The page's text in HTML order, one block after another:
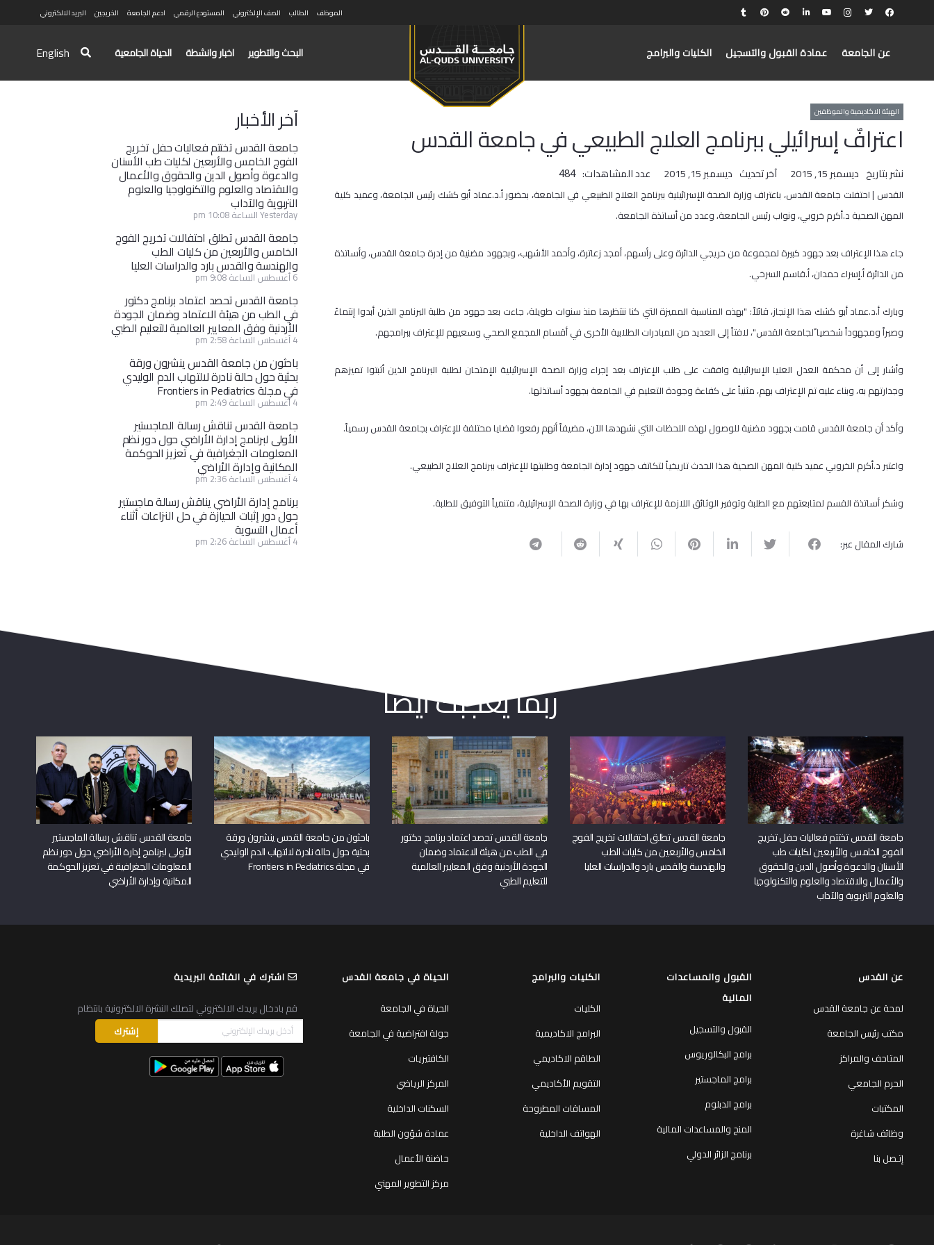
الموظف الطالب الصف الإلكتروني المستودع الرقمي ادعم الجامعة الخريجين البريد الالكتروني
عن الجامعة عمادة القبول والتسجيل الكليات والبرامج البحث والتطوير اخبار وانشطة الحياة الجامعية English
الهيئة الاكاديمية والموظفين
اعترافٌ إسرائيلي ببرنامج العلاج الطبيعي في جامعة القدس
نشر بتاريخ ديسمبر 15, 2015 آخر تحديث ديسمبر 15, 2015 عدد المشاهدات: 484
القدس | احتفلت جامعة القدس، باعتراف وزارة الصحة الإسرائيلية ببرنامج العلاج الطبيعي في الجامعة، بحضور أ.د.عماد أبو كشك رئيس الجامعة، وعميد كلية
المهن الصحية د.أكرم خروبي، ونواب رئيس الجامعة، وعدد من أساتذة الجامعة.
جاء هذا الإعتراف بعد جهود كبيرة لمجموعة من خريجي الدائرة وعلى رأسهم، أمجد زعاترة، وأحمد الأشهب، وبجهود مضنية من إدرة جامعة القدس، وأساتذة
من الدائرة أ.إسراء حمدان، أ.قاسم السرخي.
وبارك أ.د.عماد أبو كشك هذا الإنجاز، قائلاً: "بهذه المناسبة المميزة التي كنا ننتظرها منذ سنوات طويلة، جاءت بعد جهود من طلبة البرنامج الذين أبدوا إنتماءً
وصبراً ومجهوداً شخصيا ًلجامعة القدس"، لافتاً إلى العديد من المبادرات الطلابية الأخرى في أقسام المجمع الصحي وسعيهم للإعتراف ببرامجهم.
وأشار إلى أن محكمة العدل العليا الإسرائيلية وافقت على طلب الإعتراف بعد إجراء وزارة الصحة الإسرائيلية الإمتحان لطلبة البرنامج الذين أثبتوا تميزهم
وجدارتهم به، وبناء عليه تم الإعتراف بهم، مثنياً على كفاءة وجودة التعليم في الجامعة بجهود أساتذتها.
وأكد أن جامعة القدس قامت بجهود مضنية للوصول لهذه اللحظات التي نشهدها الآن، مضيفاً أنهم رفعوا قضايا مختلفة للإعتراف بجامعة القدس رسمياً.
واعتبر د.أكرم الخروبي عميد كلية المهن الصحية هذا الحدث تاريخياً لتكاتف جهود إدارة الجامعة وطلبتها للإعتراف ببرنامج العلاج الطبيعي.
وشكر أساتذة القسم لمتابعتهم مع الطلبة وتوفير الوثائق اللازمة للإعتراف بها في وزارة الصحة الإسرائيلية، متنمياً التوفيق للطلبة.
شارك المقال عبر:
آخر الأخبار
جامعة القدس تختتم فعاليات حفل تخريج
الفوج الخامس والأربعين لكليات طب الأسنان
والدعوة وأصول الدين والحقوق والأعمال
والاقتصاد والعلوم والتكنولوجيا والعلوم
التربوية والآداب
Yesterday الساعة 10:08 pm
جامعة القدس تطلق احتفالات تخريج الفوج
الخامس والأربعين من كليات الطب
والهندسة والقدس بارد والدراسات العليا
6 أغسطس الساعة 9:08 pm
جامعة القدس تحصد اعتماد برنامج دكتور
في الطب من هيئة الاعتماد وضمان الجودة
الأردنية وفق المعايير العالمية للتعليم الطبي
4 أغسطس الساعة 2:58 pm
باحثون من جامعة القدس ينشرون ورقة
بحثية حول حالة نادرة لالتهاب الدم الوليدي
في مجلة Frontiers in Pediatrics
4 أغسطس الساعة 2:49 pm
جامعة القدس تناقش رسالة الماجستير
الأولى لبرنامج إدارة الأراضي حول دور نظم
المعلومات الجغرافية في تعزيز الحوكمة
المكانية وإدارة الأراضي
4 أغسطس الساعة 2:36 pm
برنامج إدارة الأراضي يناقش رسالة ماجستير
حول دور إثبات الحيازة في حل النزاعات أثناء
أعمال التسوية
4 أغسطس الساعة 2:26 pm
ربما يعجبك أيضا
جامعة القدس تختتم فعاليات حفل تخريج
الفوج الخامس والأربعين لكليات طب
الأسنان والدعوة وأصول الدين والحقوق
والأعمال والاقتصاد والعلوم والتكنولوجيا
والعلوم التربوية والآداب
جامعة القدس تطلق احتفالات تخريج الفوج
الخامس والأربعين من كليات الطب
والهندسة والقدس بارد والدراسات العليا
جامعة القدس تحصد اعتماد برنامج دكتور
في الطب من هيئة الاعتماد وضمان
الجودة الأردنية وفق المعايير العالمية
للتعليم الطبي
باحثون من جامعة القدس ينشرون ورقة
بحثية حول حالة نادرة لالتهاب الدم الوليدي
في مجلة Frontiers in Pediatrics
جامعة القدس تناقش رسالة الماجستير
الأولى لبرنامج إدارة الأراضي حول دور نظم
المعلومات الجغرافية في تعزيز الحوكمة
المكانية وإدارة الأراضي
عن القدس
لمحة عن جامعة القدس
مكتب رئيس الجامعة
المتاحف والمراكز
الحرم الجامعي
المكتبات
وظائف شاغرة
إتـصل بنا
القبول والمساعدات
المالية
القبول والتسجيل
برامج البكالوريوس
برامج الماجستير
برامج الدبلوم
المنح والمساعدات المالية
برنامج الزائر الدولي
الكليات والبرامج
الكليات
البرامج الاكاديمية
الطاقم الاكاديمي
التقويم الأكاديمي
المساقات المطروحة
الهواتف الداخلية
الحياة في جامعة القدس
الحياة في الجامعة
جولة افتراضية في الجامعة
الكافتيريات
المركز الرياضي
السكنات الداخلية
عمادة شؤون الطلبة
حاضنة الأعمال
مركز التطوير المهني
اشترك في القائمة البريدية
قم بادخال بريدك الالكتروني لتصلك النشرة الالكترونية بانتظام